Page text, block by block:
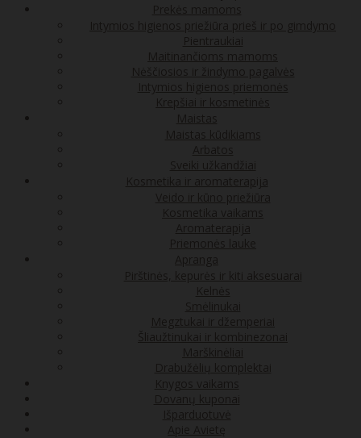
Prekės mamoms
Intymios higienos priežiūra prieš ir po gimdymo
Pientraukiai
Maitinančioms mamoms
Nėščiosios ir žindymo pagalvės
Intymios higienos priemonės
Krepšiai ir kosmetinės
Maistas
Maistas kūdikiams
Arbatos
Sveiki užkandžiai
Kosmetika ir aromaterapija
Veido ir kūno priežiūra
Kosmetika vaikams
Aromaterapija
Priemonės lauke
Apranga
Pirštinės, kepurės ir kiti aksesuarai
Kelnės
Smėlinukai
Megztukai ir džemperiai
Šliaužtinukai ir kombinezonai
Marškinėliai
Drabužėlių komplektai
Knygos vaikams
Dovanų kuponai
Išparduotuvė
Apie Avietę